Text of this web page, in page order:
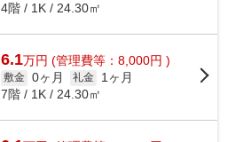
4階 / 1K / 24.30㎡
6.1万円 (管理費等：8,000円 )
敷金 0ヶ月 礼金
1ヶ月
7階 / 1K / 24.30㎡